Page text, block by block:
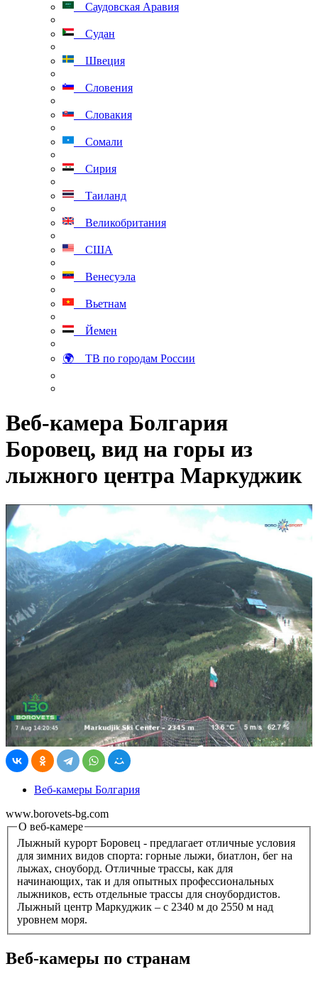
Саудовская Аравия
Судан
Швеция
Словения
Словакия
Сомали
Сирия
Таиланд
Великобритания
США
Венесуэла
Вьетнам
Йемен
🌍 ТВ по городам России
Веб-камера Болгария
Боровец, вид на горы из
лыжного центра Маркуджик
Веб-камеры Болгария
www.borovets-bg.com
О веб-камере
Лыжный курорт Боровец - предлагает отличные условия
для зимних видов спорта: горные лыжи, биатлон, бег на
лыжах, сноуборд. Отличные трассы, как для
начинающих, так и для опытных профессиональных
лыжников, есть отдельные трассы для сноубордистов.
Лыжный центр Маркуджик – с 2340 м до 2550 м над
уровнем моря.
Веб-камеры по странам